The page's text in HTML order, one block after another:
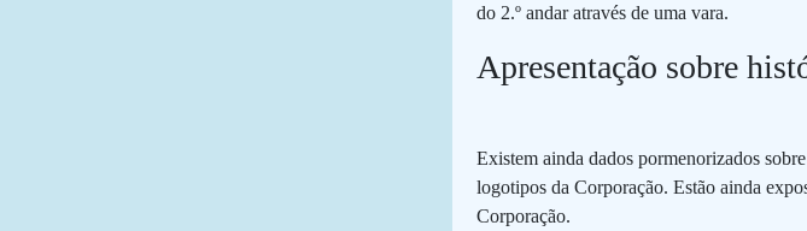
do 2.º andar através de uma vara.
Apresentação sobre
Existem ainda dados pormenorizados
logotipos da Corporação. Estão ainda
Corporação.